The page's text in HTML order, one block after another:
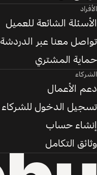
الأفراد
الأسئلة الشائعة للعميل
تواصل معنا عبر الدردشة
حماية المشتري
الشركاء
دعم الأعمال
تسجيل الدخول للشركاء
إنشاء حساب
وثائق التكامل